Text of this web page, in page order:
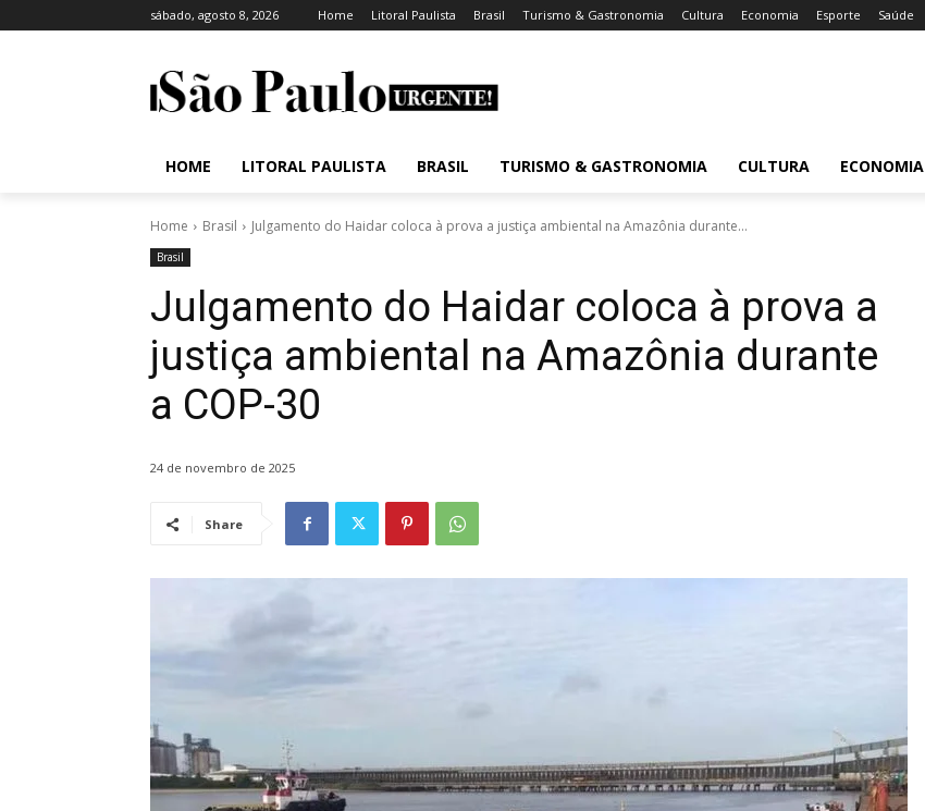
sábado, agosto 8, 2026 Home Litoral Paulista Brasil Turismo & Gastronomia Cultura Economia Esporte Saúde
HOME LITORAL PAULISTA BRASIL TURISMO & GASTRONOMIA CULTURA ECONOMIA
Home Brasil Julgamento do Haidar coloca à prova a justiça ambiental na Amazônia durante...
Brasil
Julgamento do Haidar coloca à prova a
justiça ambiental na Amazônia durante
a COP-30
24 de novembro de 2025
Share